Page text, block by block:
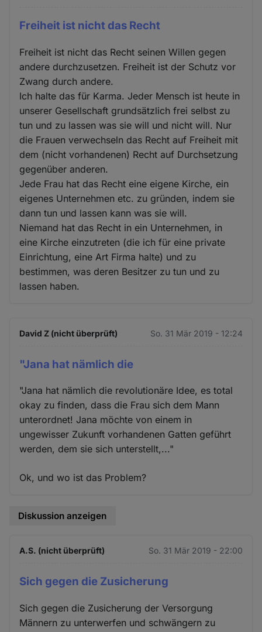
Freiheit ist nicht das Recht
Freiheit ist nicht das Recht seinen Willen gegen
andere durchzusetzen. Freiheit ist der Schutz vor
Zwang durch andere.
Ich halte das für Karma. Jeder Mensch ist heute in
unserer Gesellschaft grundsätzlich frei selbst zu
tun und zu lassen was sie will und nicht will. Nur
die Frauen verwechseln das Recht auf Freiheit mit
dem (nicht vorhandenen) Recht auf Durchsetzung
gegenüber anderen.
Jede Frau hat das Recht eine eigene Kirche, ein
eigenes Unternehmen etc. zu gründen, indem sie
dann tun und lassen kann was sie will.
Niemand hat das Recht in ein Unternehmen, in
eine Kirche einzutreten (die ich für eine private
Einrichtung, eine Art Firma halte) und zu
bestimmen, was deren Besitzer zu tun und zu
lassen haben.
David Z (nicht überprüft) So. 31 Mär 2019 - 12:24
"Jana hat nämlich die
"Jana hat nämlich die revolutionäre Idee, es total
okay zu finden, dass die Frau sich dem Mann
unterordnet! Jana möchte von einem in
ungewisser Zukunft vorhandenen Gatten geführt
werden, dem sie sich unterstellt,..."
Ok, und wo ist das Problem?
Diskussion anzeigen
A.S. (nicht überprüft) So. 31 Mär 2019 - 22:00
Sich gegen die Zusicherung
Sich gegen die Zusicherung der Versorgung
Männern zu unterwerfen und schwängern zu